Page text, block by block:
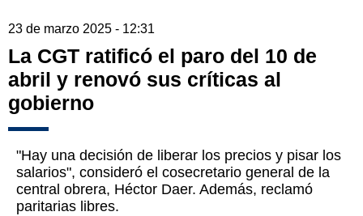
23 de marzo 2025 - 12:31
La CGT ratificó el paro del 10 de
abril y renovó sus críticas al
gobierno
"Hay una decisión de liberar los precios y pisar los
salarios", consideró el cosecretario general de la
central obrera, Héctor Daer. Además, reclamó
paritarias libres.